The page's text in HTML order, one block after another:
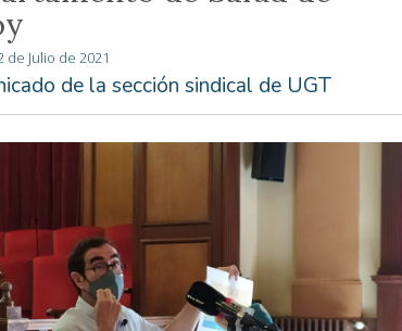
de Julio de 2021
de la sección sindical de UGT